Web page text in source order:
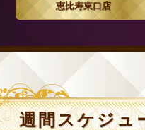
恵比寿東口店
週間スケジュ